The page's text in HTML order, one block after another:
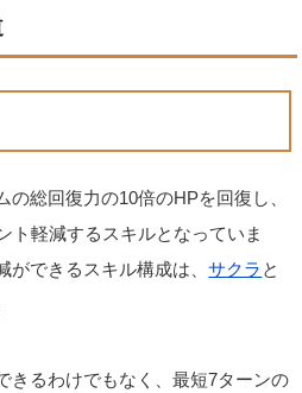
の総回復力の10倍のHPを回復し、
ト軽減するスキルとなっていま
ができるスキル構成は、サクラ と
きるわけでもなく、最短7ターンの